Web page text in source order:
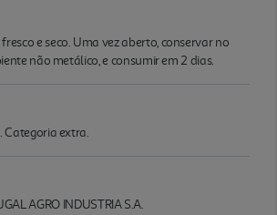
e seco. Uma vez aberto, conservar no
não metálico, e consumir em 2 dias.
Categoria extra.
AGRO INDUSTRIA S.A.